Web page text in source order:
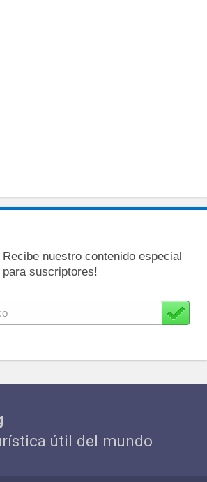
Recibe nuestro contenido especial
para suscriptores!
útil del mundo